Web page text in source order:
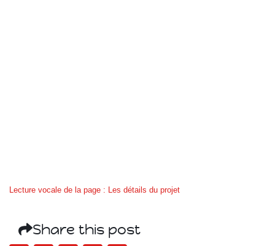
Lecture vocale de la page : Les détails du projet
Share this post